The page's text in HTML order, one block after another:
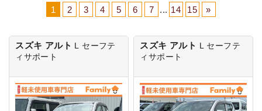
1 2 3 4 5 6 7 ... 14 15 »
スズキ アルト
セーフテ
ィサポート
スズキ アルト
セーフテ
ィサポート